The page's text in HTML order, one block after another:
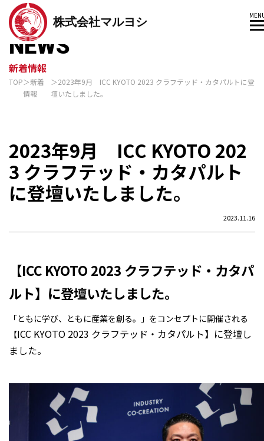
株式会社マルヨシ
NEWS
新着情報
TOP
新着
情報
2023年9月 ICC KYOTO 2023 クラフテッド・カタパルトに登
壇いたしました。
2023年9月 ICC KYOTO 202
3 クラフテッド・カタパルト
に登壇いたしました。
2023.11.16
【ICC KYOTO 2023 クラフテッド・カタパ
ルト】に登壇いたしました。
「ともに学び、ともに産業を創る。」をコンセプトに開催される
【ICC KYOTO 2023 クラフテッド・カタパルト】に登壇し
ました。